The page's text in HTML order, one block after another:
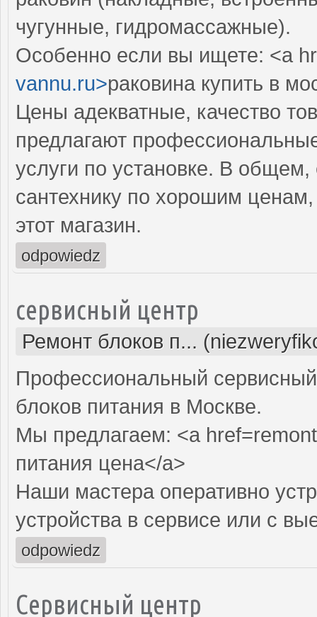
чугунные, гидромассажные).
Особенно если вы ищете: <a
vannu.ru>раковина купить в
Цены адекватные, качество
предлагают
услуги по установке. В
сантехнику по хорошим
этот магазин.
odpowiedz
сервисный центр
Ремонт блоков п...
Профессиональный
блоков питания в Москве.
Мы предлагаем: <a
питания цена</a>
Наши мастера оперативно
устройства в сервисе или с
odpowiedz
Сервисный центр